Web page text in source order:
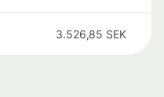
3.526,85 SEK